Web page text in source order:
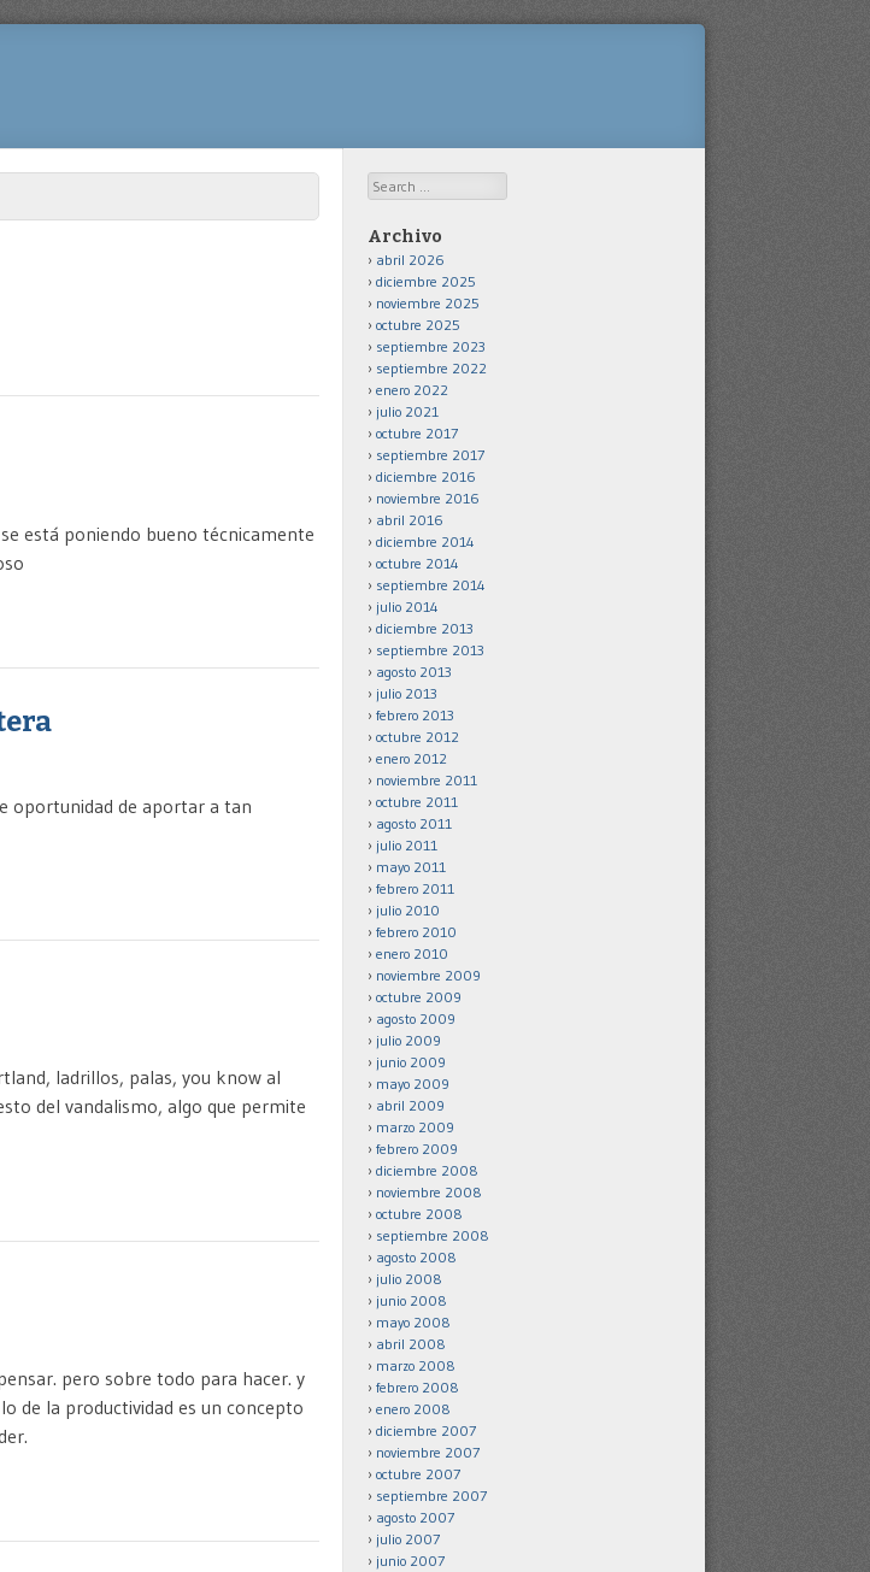
está poniendo bueno técnicamente
oportunidad de aportar a tan
ladrillos, palas, you know al
del vandalismo, algo que permite
pero sobre todo para hacer. y
de la productividad es un concepto
Search
Archivo
abril 2026
diciembre 2025
noviembre 2025
octubre 2025
septiembre 2023
septiembre 2022
enero 2022
julio 2021
octubre 2017
septiembre 2017
diciembre 2016
noviembre 2016
abril 2016
diciembre 2014
octubre 2014
septiembre 2014
julio 2014
diciembre 2013
septiembre 2013
agosto 2013
julio 2013
febrero 2013
octubre 2012
enero 2012
noviembre 2011
octubre 2011
agosto 2011
julio 2011
mayo 2011
febrero 2011
julio 2010
febrero 2010
enero 2010
noviembre 2009
octubre 2009
agosto 2009
julio 2009
junio 2009
mayo 2009
abril 2009
marzo 2009
febrero 2009
diciembre 2008
noviembre 2008
octubre 2008
septiembre 2008
agosto 2008
julio 2008
junio 2008
mayo 2008
abril 2008
marzo 2008
febrero 2008
enero 2008
diciembre 2007
noviembre 2007
octubre 2007
septiembre 2007
agosto 2007
julio 2007
junio 2007